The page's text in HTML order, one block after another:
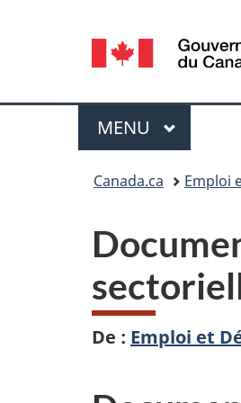
Sélection
de
la
langue
Menu
MENU PRINCIPAL
Canada.ca Emploi
De : Emploi et